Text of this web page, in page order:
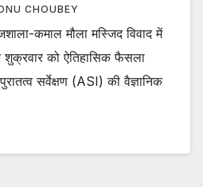
CHOUBEY
कमाल मौला मस्जिद विवाद में
शुक्रवार को ऐतिहासिक फैसला
सर्वेक्षण (ASI) की वैज्ञानिक